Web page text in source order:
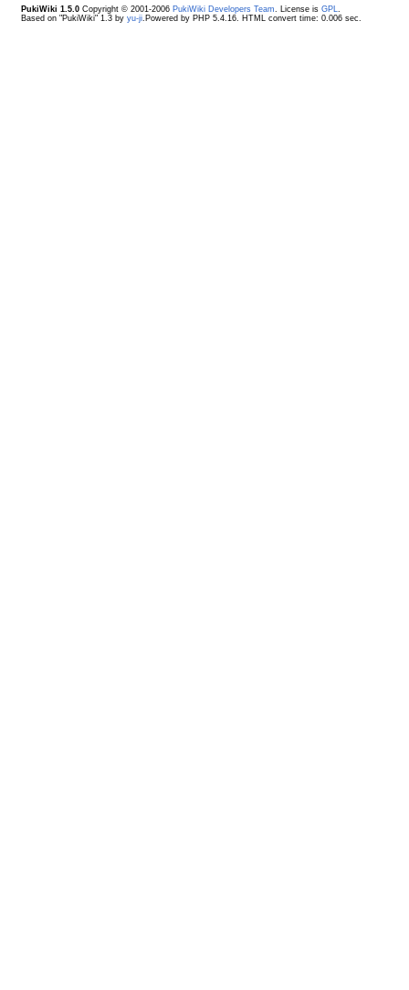
PukiWiki 1.5.0Copyright © 2001-2006 PukiWiki Developers Team . License is GPL
Based on "PukiWiki" 1.3 by yu-ji.Powered by PHP 5.4.16. HTML convert time: 0.006 sec.